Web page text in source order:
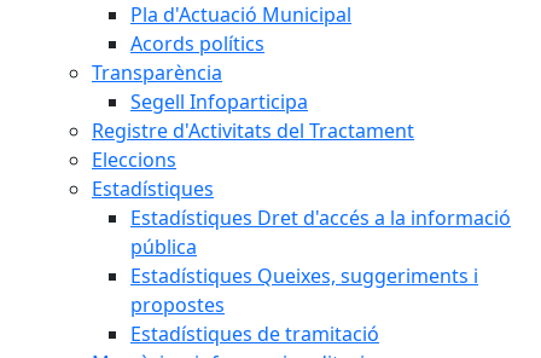
Pla d'Actuació Municipal
Acords polítics
Transparència
Segell Infoparticipa
Registre d'Activitats del Tractament
Eleccions
Estadístiques
Estadístiques Dret d'accés a la informació
pública
Estadístiques Queixes, suggeriments i
propostes
Estadístiques de tramitació